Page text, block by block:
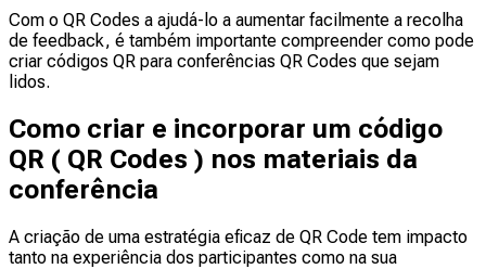
Com o QR Codes a ajudá-lo a aumentar facilmente a recolha
de feedback, é também importante compreender como pode
criar códigos QR para conferências QR Codes que sejam
lidos.
Como criar e incorporar um código
QR ( QR Codes ) nos materiais da
conferência
A criação de uma estratégia eficaz de QR Code tem impacto
tanto na experiência dos participantes como na sua